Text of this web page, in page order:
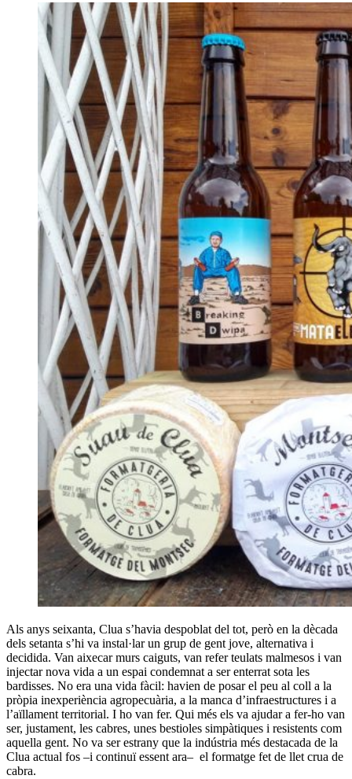
Als anys seixanta, Clua s’havia despoblat del tot, però en la dècada
dels setanta s’hi va instal·lar un grup de gent jove, alternativa i
decidida. Van aixecar murs caiguts, van refer teulats malmesos i van
injectar nova vida a un espai condemnat a ser enterrat sota les
bardisses. No era una vida fàcil: havien de posar el peu al coll a la
pròpia inexperiència agropecuària, a la manca d’infraestructures i a
l’aïllament territorial. I ho van fer. Qui més els va ajudar a fer-ho van
ser, justament, les cabres, unes bestioles simpàtiques i resistents com
aquella gent. No va ser estrany que la indústria més destacada de la
Clua actual fos –i continuï essent ara– el formatge fet de llet crua de
cabra.